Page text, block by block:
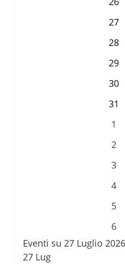
27
28
29
30
31
1
2
3
4
5
6
Eventi su 27 Luglio 2026
27 Lug